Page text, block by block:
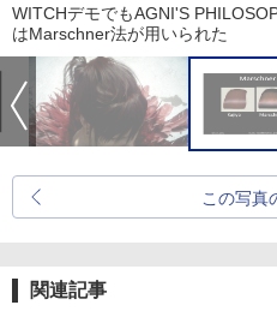
WITCHデモでもAGNI'S
はMarschner法が用いられた
この写真
関連記事